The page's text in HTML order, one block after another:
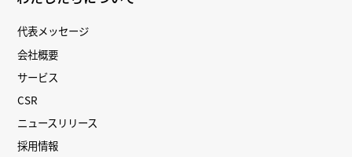
代表メッセージ
会社概要
サービス
CSR
ニュースリリース
採用情報